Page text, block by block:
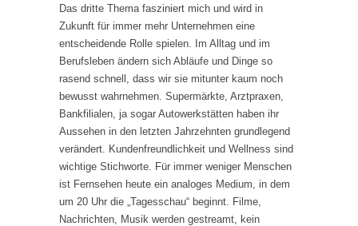
Das dritte Thema fasziniert mich und wird in
Zukunft für immer mehr Unternehmen eine
entscheidende Rolle spielen. Im Alltag und im
Berufsleben ändern sich Abläufe und Dinge so
rasend schnell, dass wir sie mitunter kaum noch
bewusst wahrnehmen. Supermärkte, Arztpraxen,
Bankfilialen, ja sogar Autowerkstätten haben ihr
Aussehen in den letzten Jahrzehnten grundlegend
verändert. Kundenfreundlichkeit und Wellness sind
wichtige Stichworte. Für immer weniger Menschen
ist Fernsehen heute ein analoges Medium, in dem
um 20 Uhr die „Tagesschau“ beginnt. Filme,
Nachrichten, Musik werden gestreamt, kein